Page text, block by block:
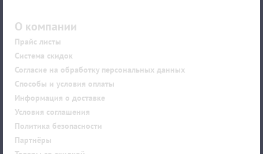
О компании
Прайс листы
Система скидок
Согласие на обработку персональных данных
Способы и условия оплаты
Информация о доставке
Условия соглашения
Политика безопасности
Партнёры